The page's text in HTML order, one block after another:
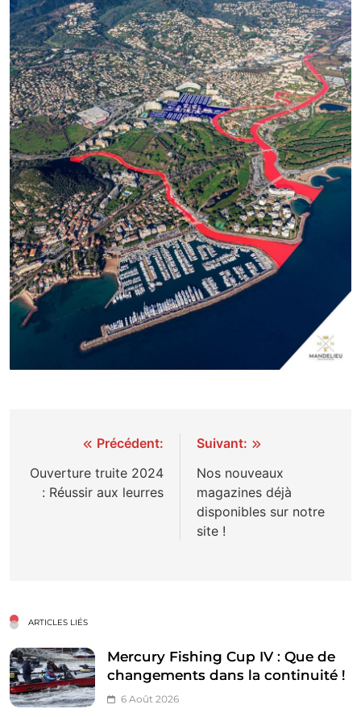
Navigation
de
l’article
Précédent:
Ouverture truite 2024
: Réussir aux leurres
Suivant:
Nos nouveaux
magazines déjà
disponibles sur notre
site !
ARTICLES LIÉS
Mercury Fishing Cup IV : Que de
changements dans la continuité !
6 Août 2026